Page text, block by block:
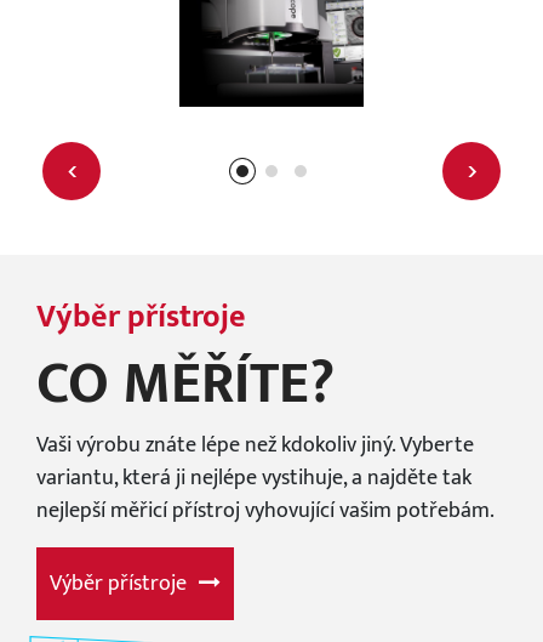
‹ ›
Výběr přístroje
CO MĚŘÍTE?
Vaši výrobu znáte lépe než kdokoliv jiný. Vyberte
variantu, která ji nejlépe vystihuje, a najděte tak
nejlepší měřicí přístroj vyhovující vašim potřebám.
Výběr přístroje